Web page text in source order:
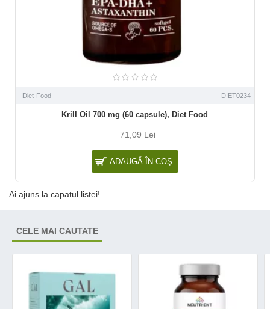
Diet-Food DIET0234
Krill Oil 700 mg (60 capsule), Diet Food
71,09 Lei
ADAUGĂ ÎN COŞ
Ai ajuns la capatul listei!
CELE MAI CAUTATE